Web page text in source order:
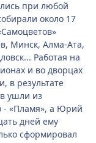
при любой
около 17
Минск, Алма-Ата,
Работая на
и во дворцах
в результате
ушли из
- «Пламя», а Юрий
дней ему
сформировал